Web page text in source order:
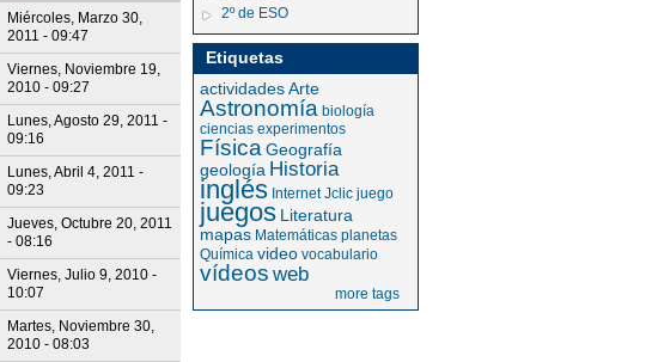
Miércoles, Marzo 30,
2011 - 09:47
Viernes, Noviembre 19,
2010 - 09:27
Lunes, Agosto 29, 2011 -
09:16
Lunes, Abril 4, 2011 -
09:23
Jueves, Octubre 20, 2011
- 08:16
Viernes, Julio 9, 2010 -
10:07
Martes, Noviembre 30,
2010 - 08:03
2º de ESO
Etiquetas
actividadesArte
Astronomía biología
ciencias experimentos
Física Geografía
geología Historia
inglés Internet Jclic juego
juegos Literatura
mapas Matemáticas planetas
Química video vocabulario
vídeos web
more tags